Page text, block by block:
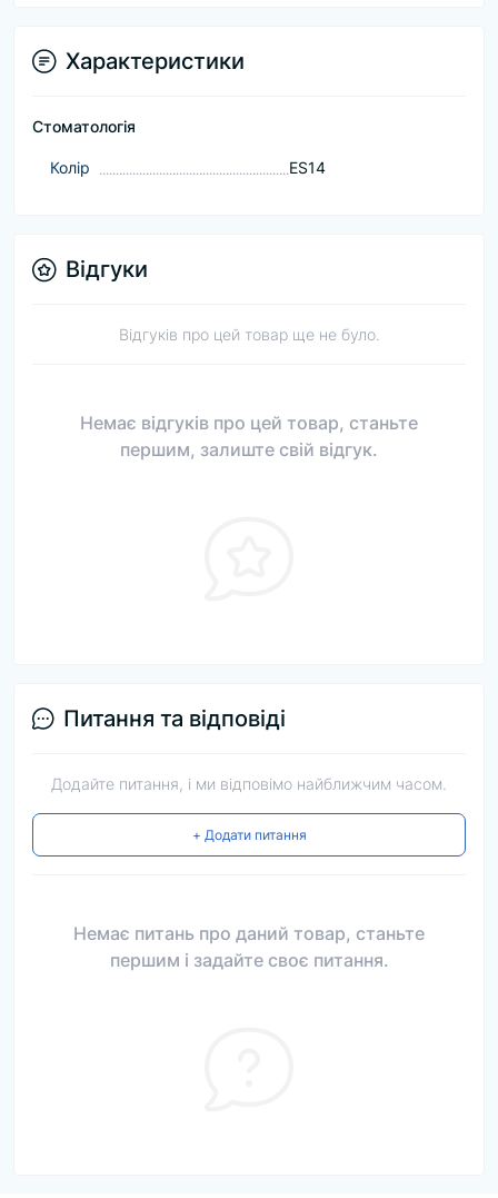
Характеристики
Стоматологія
Колір ES14
Відгуки
Відгуків про цей товар ще не було.
Немає відгуків про цей товар, станьте
першим, залиште свій відгук.
Питання та відповіді
Додайте питання, і ми відповімо найближчим часом.
+ Додати питання
Немає питань про даний товар, станьте
першим і задайте своє питання.